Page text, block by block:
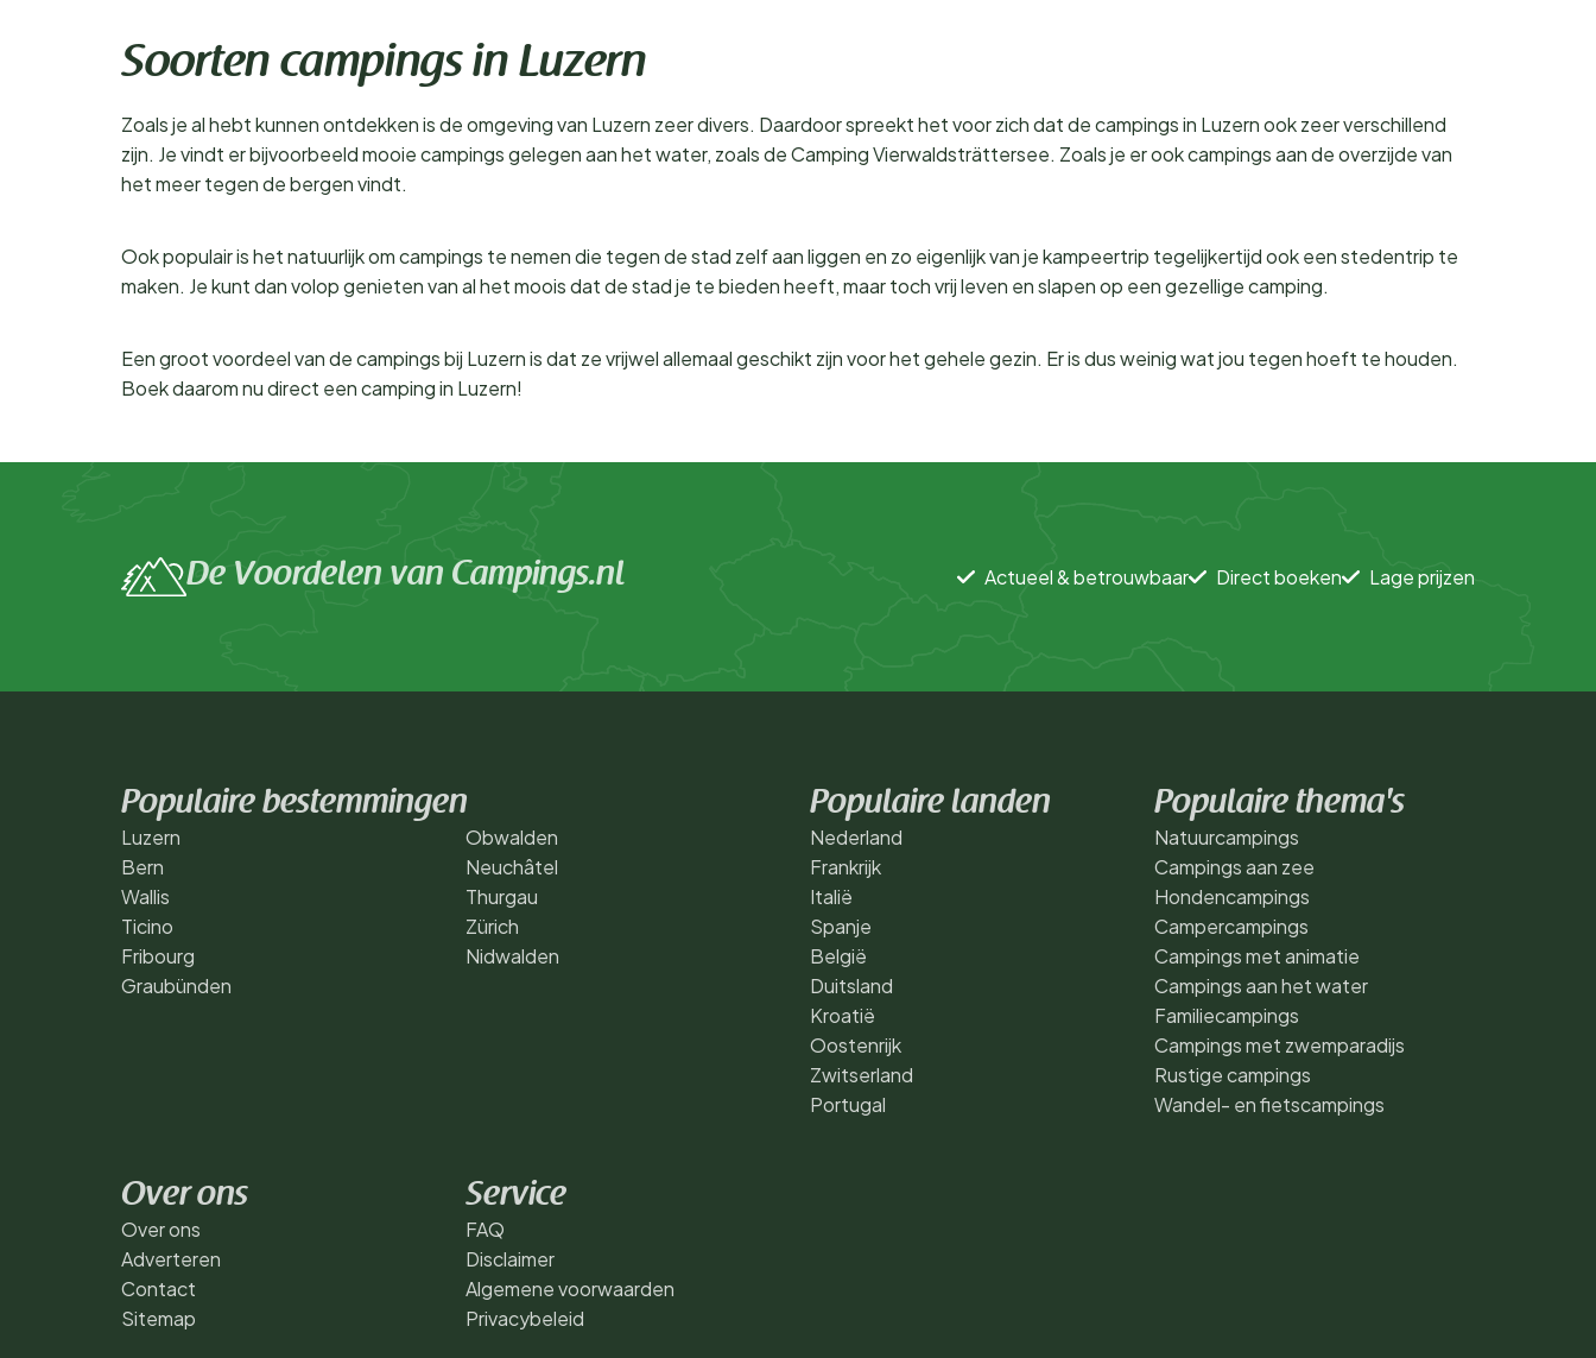
Soorten campings in Luzern
Zoals je al hebt kunnen ontdekken is de omgeving van Luzern zeer divers. Daardoor spreekt het voor zich dat de campings in Luzern ook zeer verschillend
zijn. Je vindt er bijvoorbeeld mooie campings gelegen aan het water, zoals de Camping Vierwaldsträttersee. Zoals je er ook campings aan de overzijde van
het meer tegen de bergen vindt.
Ook populair is het natuurlijk om campings te nemen die tegen de stad zelf aan liggen en zo eigenlijk van je kampeertrip tegelijkertijd ook een stedentrip te
maken. Je kunt dan volop genieten van al het moois dat de stad je te bieden heeft, maar toch vrij leven en slapen op een gezellige camping.
Een groot voordeel van de campings bij Luzern is dat ze vrijwel allemaal geschikt zijn voor het gehele gezin. Er is dus weinig wat jou tegen hoeft te houden.
Boek daarom nu direct een camping in Luzern!
De Voordelen van Campings.nl Actueel & betrouwbaar Direct boeken Lage prijzen
Populaire bestemmingen
Luzern
Bern
Wallis
Ticino
Fribourg
Graubünden
Obwalden
Neuchâtel
Thurgau
Zürich
Nidwalden
Populaire landen
Nederland
Frankrijk
Italië
Spanje
België
Duitsland
Kroatië
Oostenrijk
Zwitserland
Portugal
Populaire thema's
Natuurcampings
Campings aan zee
Hondencampings
Campercampings
Campings met animatie
Campings aan het water
Familiecampings
Campings met zwemparadijs
Rustige campings
Wandel- en fietscampings
Over ons
Over ons
Adverteren
Contact
Sitemap
Service
FAQ
Disclaimer
Algemene voorwaarden
Privacybeleid